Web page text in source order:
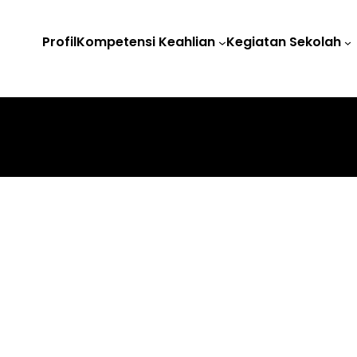
ProfilKompetensi Keahlian Kegiatan Sekolah